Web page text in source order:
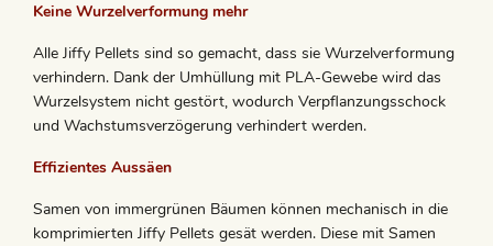
Keine Wurzelverformung mehr
Alle Jiffy Pellets sind so gemacht, dass sie Wurzelverformung
verhindern. Dank der Umhüllung mit PLA-Gewebe wird das
Wurzelsystem nicht gestört, wodurch Verpflanzungsschock
und Wachstumsverzögerung verhindert werden.
Effizientes Aussäen
Samen von immergrünen Bäumen können mechanisch in die
komprimierten Jiffy Pellets gesät werden. Diese mit Samen